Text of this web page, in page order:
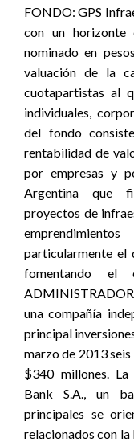
FONDO: GPS
con un horizonte
nominado en
valuación de la
cuotapartistas al
individuales,
del fondo
rentabilidad de
por empresas y
Argentina que
proyectos de
particularmente el
fomentando el
una compañía
principal
marzo de 2013
$340 millones. La
Bank S.A., un
principales se
relacionados con